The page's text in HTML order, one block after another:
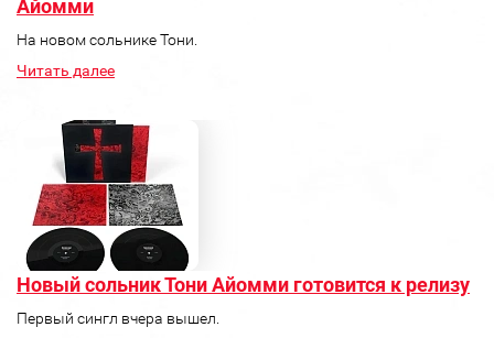
Айомми
На новом сольнике Тони.
Читать далее
Новый сольник Тони Айомми готовится к релизу
Первый сингл вчера вышел.